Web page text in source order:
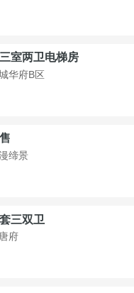
室两卫电梯房
华府B区
缔景
三双卫
府